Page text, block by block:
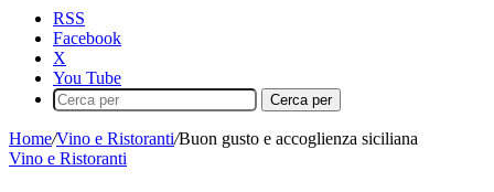
RSS
Facebook
X
You Tube
Cerca per
Home/Vino e Ristoranti/Buon gusto e accoglienza siciliana
Vino e Ristoranti